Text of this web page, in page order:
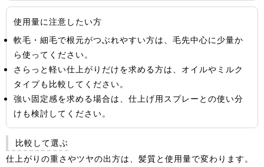
使用量に注意したい方
軟毛・細毛で根元がつぶれやすい方は、毛先中心に少量か
ら使ってください。
さらっと軽い仕上がりだけを求める方は、オイルやミルク
タイプも比較してください。
強い固定感を求める場合は、仕上げ用スプレーとの使い分
けも検討してください。
比較して選ぶ
仕上がりの重さやツヤの出方は、髪質と使用量で変わります。